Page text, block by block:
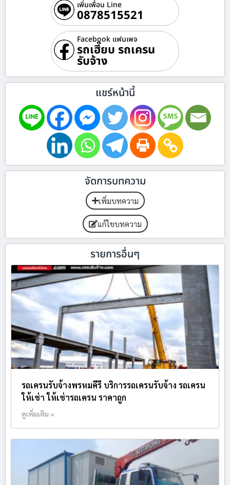
เพิ่มเพื่อน Line
0878515521
Facebook แฟนเพจ
รถเฮี๊ยบ รถเครน
รับจ้าง
แชร์หน้านี้
จัดการบทความ
เพิ่มบทความ
แก้ไขบทความ
รายการอื่นๆ
รถเครนรับจ้างพรหมคีรี บริการรถเครนรับจ้าง รถเครน
ให้เช่า ให้เช่ารถเครน ราคาถูก
ดูเพิ่มเติม »